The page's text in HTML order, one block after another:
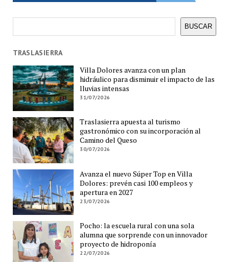
BUSCAR
TRASLASIERRA
Villa Dolores avanza con un plan
hidráulico para disminuir el impacto de las
lluvias intensas
31/07/2026
Traslasierra apuesta al turismo
gastronómico con su incorporación al
Camino del Queso
30/07/2026
Avanza el nuevo Súper Top en Villa
Dolores: prevén casi 100 empleos y
apertura en 2027
23/07/2026
Pocho: la escuela rural con una sola
alumna que sorprende con un innovador
proyecto de hidroponía
22/07/2026